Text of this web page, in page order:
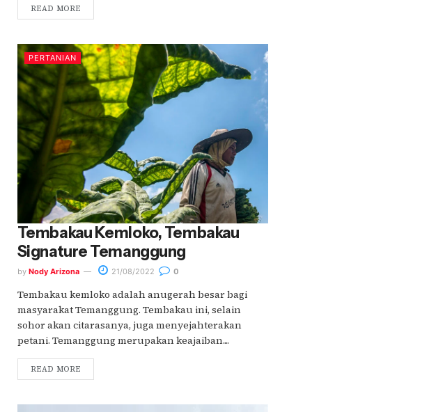
READ MORE
PERTANIAN
Tembakau Kemloko, Tembakau
Signature Temanggung
by Nody Arizona 21/08/2022 0
Tembakau kemloko adalah anugerah besar bagi
masyarakat Temanggung. Tembakau ini, selain
sohor akan citarasanya, juga menyejahterakan
petani. Temanggung merupakan keajaiban....
READ MORE